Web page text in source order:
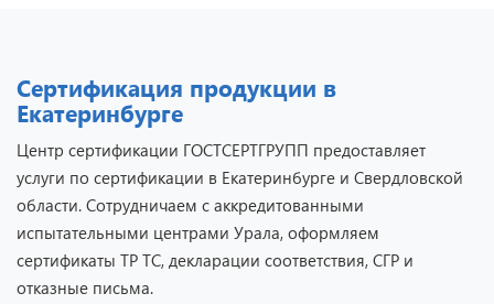
Сертификация продукции в
Екатеринбурге
Центр сертификации ГОСТСЕРТГРУПП предоставляет
услуги по сертификации в Екатеринбурге и Свердловской
области. Сотрудничаем с аккредитованными
испытательными центрами Урала, оформляем
сертификаты ТР ТС, декларации соответствия, СГР и
отказные письма.